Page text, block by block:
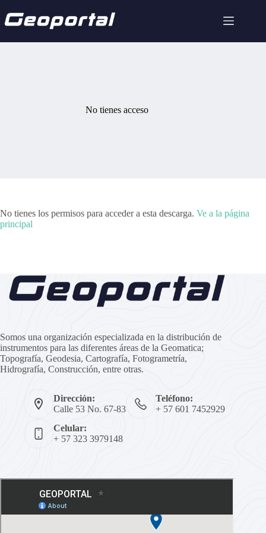
contenido
No tienes acceso
No tienes los permisos para acceder a esta descarga. Ve a la página
principal
Somos una organización especializada en la distribución de
instrumentos para las diferentes áreas de la Geomatica;
Topografía, Geodesia, Cartografía, Fotogrametría,
Hidrografía, Construcción, entre otras.
Dirección:
Calle 53 No. 67-83
Teléfono:
+ 57 601 7452929
Celular:
+ 57 323 3979148